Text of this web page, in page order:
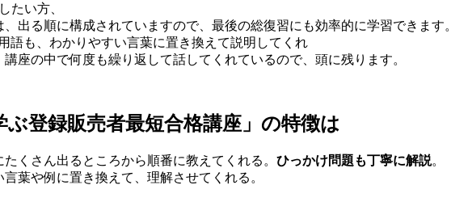
したい方、
出る順に構成されていますので、最後の総復習にも効率的に学習できます。
語も、わかりやすい言葉に置き換えて説明してくれ
座の中で何度も繰り返して話してくれているので、頭に残ります。
登録販売者最短合格講座」の特徴は
たくさん出るところから順番に教えてくれる。 ひっかけ問題も丁寧に解説。
葉や例に置き換えて、理解させてくれる。